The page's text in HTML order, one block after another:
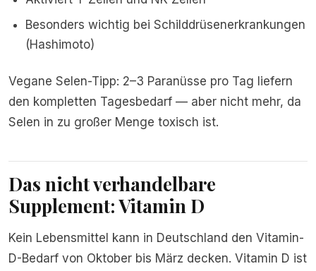
Besonders wichtig bei Schilddrüsenerkrankungen
(Hashimoto)
Vegane Selen-Tipp: 2–3 Paranüsse pro Tag liefern
den kompletten Tagesbedarf — aber nicht mehr, da
Selen in zu großer Menge toxisch ist.
Das nicht verhandelbare
Supplement: Vitamin D
Kein Lebensmittel kann in Deutschland den Vitamin-
D-Bedarf von Oktober bis März decken. Vitamin D ist